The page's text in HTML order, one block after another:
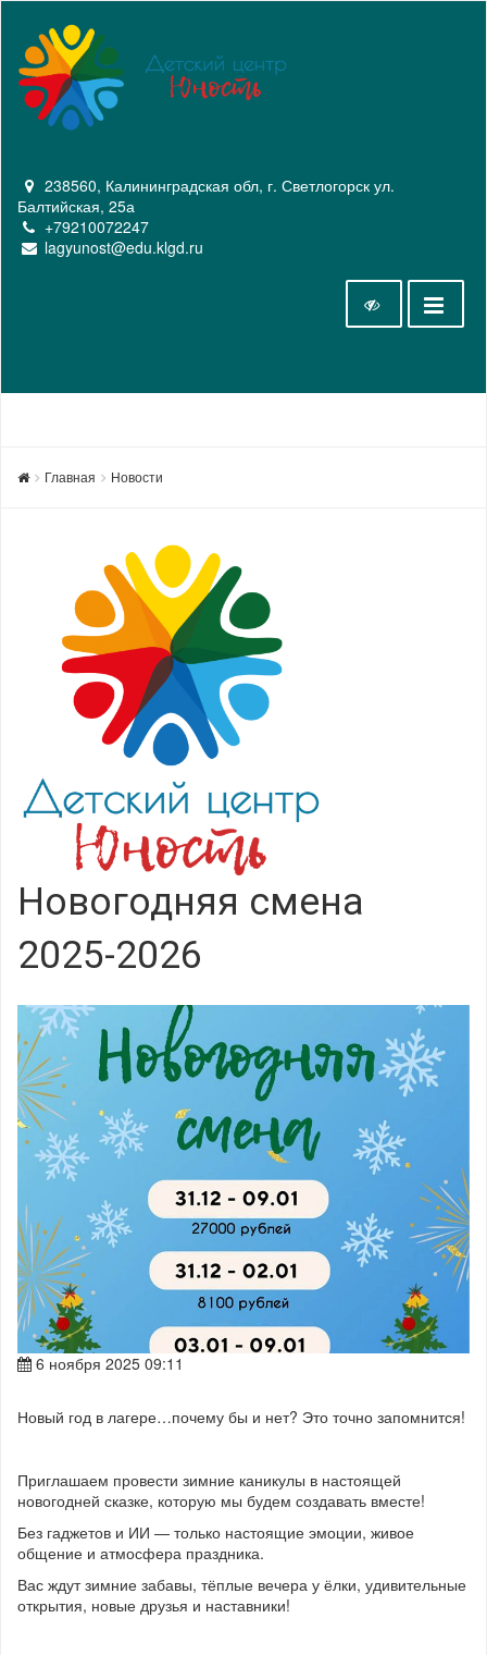
238560, Калининградская обл, г. Светлогорск ул.
Балтийская, 25а
+79210072247
lagyunost@edu.klgd.ru
Главная Новости
Новогодняя смена
2025-2026
6 ноября 2025 09:11
Новый год в лагере…почему бы и нет? Это точно запомнится!
Приглашаем провести зимние каникулы в настоящей
новогодней сказке, которую мы будем создавать вместе!
Без гаджетов и ИИ — только настоящие эмоции, живое
общение и атмосфера праздника.
Вас ждут зимние забавы, тёплые вечера у ёлки, удивительные
открытия, новые друзья и наставники!